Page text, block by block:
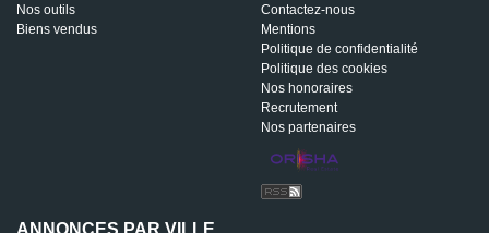
Nos outils
Biens vendus
Contactez-nous
Mentions
Politique de confidentialité
Politique des cookies
Nos honoraires
Recrutement
Nos partenaires
ANNONCES PAR VILLE